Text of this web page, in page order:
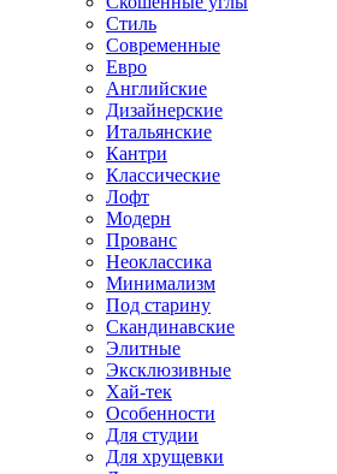
Стиль
Современные
Евро
Английские
Дизайнерские
Итальянские
Кантри
Классические
Лофт
Модерн
Прованс
Неоклассика
Минимализм
Под старину
Скандинавские
Элитные
Эксклюзивные
Хай-тек
Особенности
Для студии
Для хрущевки